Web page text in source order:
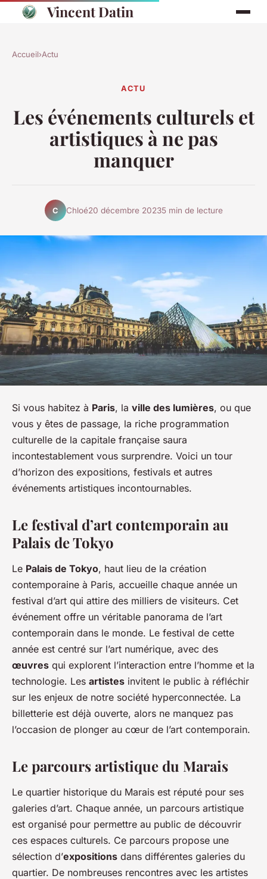
Vincent Datin
Accueil›Actu
ACTU
Les événements culturels et
artistiques à ne pas
manquer
C Chloé20 décembre 20235 min de lecture
Si vous habitez à Paris, la ville des lumières, ou que
vous y êtes de passage, la riche programmation
culturelle de la capitale française saura
incontestablement vous surprendre. Voici un tour
d’horizon des expositions, festivals et autres
événements artistiques incontournables.
Le festival d’art contemporain au
Palais de Tokyo
Le Palais de Tokyo, haut lieu de la création
contemporaine à Paris, accueille chaque année un
festival d’art qui attire des milliers de visiteurs. Cet
événement offre un véritable panorama de l’art
contemporain dans le monde. Le festival de cette
année est centré sur l’art numérique, avec des
œuvres qui explorent l’interaction entre l’homme et la
technologie. Les artistes invitent le public à réfléchir
sur les enjeux de notre société hyperconnectée. La
billetterie est déjà ouverte, alors ne manquez pas
l’occasion de plonger au cœur de l’art contemporain.
Le parcours artistique du Marais
Le quartier historique du Marais est réputé pour ses
galeries d’art. Chaque année, un parcours artistique
est organisé pour permettre au public de découvrir
ces espaces culturels. Ce parcours propose une
sélection d’expositions dans différentes galeries du
quartier. De nombreuses rencontres avec les artistes